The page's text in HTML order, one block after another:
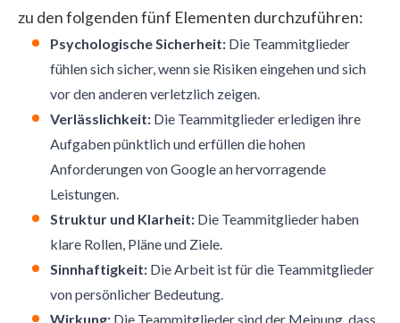
zu den folgenden fünf Elementen durchzuführen:
Psychologische Sicherheit: Die Teammitglieder
fühlen sich sicher, wenn sie Risiken eingehen und sich
vor den anderen verletzlich zeigen.
Verlässlichkeit: Die Teammitglieder erledigen ihre
Aufgaben pünktlich und erfüllen die hohen
Anforderungen von Google an hervorragende
Leistungen.
Struktur und Klarheit: Die Teammitglieder haben
klare Rollen, Pläne und Ziele.
Sinnhaftigkeit: Die Arbeit ist für die Teammitglieder
von persönlicher Bedeutung.
Wirkung: Die Teammitglieder sind der Meinung, dass